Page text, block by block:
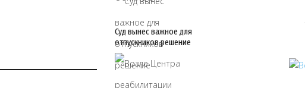
Суд вынес важное для
отпускников решение